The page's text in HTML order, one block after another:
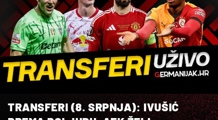
TRANSFERI (8. SRPNJA): IVUŠIĆ